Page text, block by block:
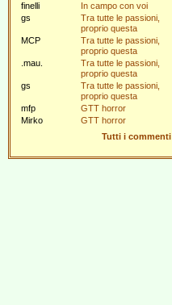
finelli
In campo con voi
gs
Tra tutte le passioni,
proprio questa
MCP
Tra tutte le passioni,
proprio questa
.mau.
Tra tutte le passioni,
proprio questa
gs
Tra tutte le passioni,
proprio questa
mfp
GTT horror
Mirko
GTT horror
Tutti i commenti